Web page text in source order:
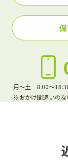
月～土 8:00～
※おかけ間違いのな